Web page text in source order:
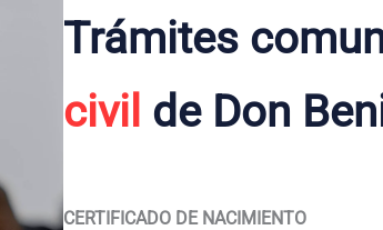
Trámites
civil de Don
CERTIFICADO DE NACIMIENTO